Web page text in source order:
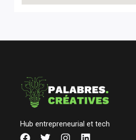
Hub entrepreneurial et tech